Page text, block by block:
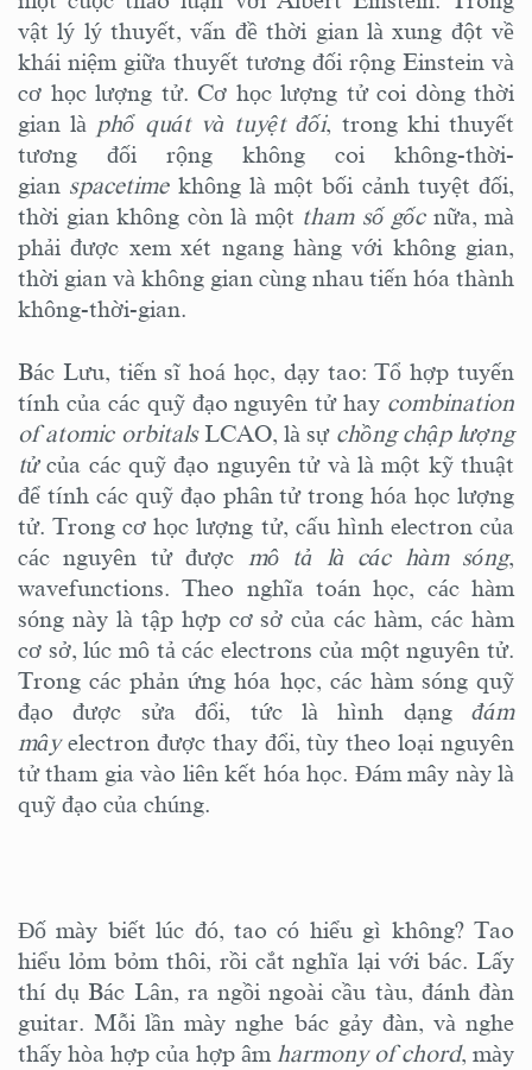
vật lý lý thuyết, vấn đề thời gian là xung đột về
khái niệm giữa thuyết tương đối rộng Einstein và
cơ học lượng tử. Cơ học lượng tử coi dòng thời
gian là phổ quát và tuyệt đối, trong khi thuyết
tương đối rộng không coi không-thời-
gian spacetimekhông là một bối cảnh tuyệt đối,
thời gian không còn là một tham số gốcnữa, mà
phải được xem xét ngang hàng với không gian,
thời gian và không gian cùng nhau tiến hóa thành
không-thời-gian.
Bác Lưu, tiến sĩ hoá học, dạy tao: Tổ hợp tuyến
tính của các quỹ đạo nguyên tử hay combination
of atomic orbitalsLCAO, là sự chồng chập lượng
tửcủa các quỹ đạo nguyên tử và là một kỹ thuật
để tính các quỹ đạo phân tử trong hóa học lượng
tử. Trong cơ học lượng tử, cấu hình electron của
các nguyên tử được
mô tả là các hàm sóng,
wavefunctions. Theo nghĩa toán học, các hàm
sóng này là tập hợp cơ sở của các hàm, các hàm
cơ sở, lúc mô tả các electrons của một nguyên tử.
Trong các phản ứng hóa học, các hàm sóng quỹ
đạo được sửa đổi, tức là hình dạng đám
mâyelectron được thay đổi, tùy theo loại nguyên
tử tham gia vào liên kết hóa học. Đám mây này là
quỹ đạo của chúng.
Đố mày biết lúc đó, tao có hiểu gì không? Tao
hiểu lỏm bỏm thôi, rồi cắt nghĩa lại với bác. Lấy
thí dụ Bác Lân, ra ngồi ngoài cầu tàu, đánh đàn
guitar. Mỗi lần mày nghe bác gảy đàn, và nghe
thấy hòa hợp của hợp âm harmony of chord, mày